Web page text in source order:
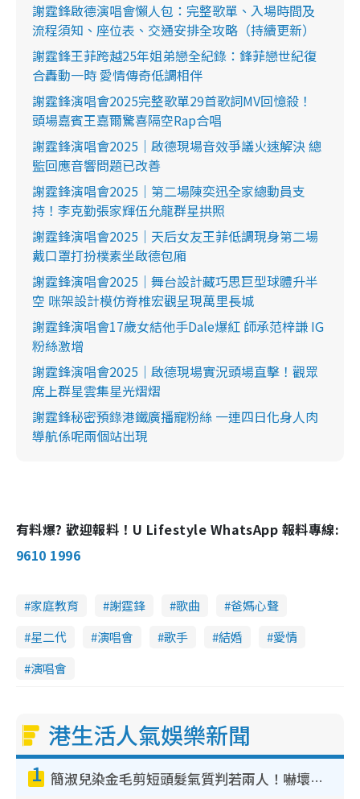
謝霆鋒啟德演唱會懶人包：完整歌單、入場時間及
流程須知、座位表、交通安排全攻略（持續更新）
謝霆鋒王菲跨越25年姐弟戀全紀錄：鋒菲戀世紀復
合轟動一時 愛情傳奇低調相伴
謝霆鋒演唱會2025完整歌單29首歌詞MV回憶殺！
頭場嘉賓王嘉爾驚喜隔空Rap合唱
謝霆鋒演唱會2025｜啟德現場音效爭議火速解決 總
監回應音響問題已改善
謝霆鋒演唱會2025｜第二場陳奕迅全家總動員支
持！李克勤張家輝伍允龍群星拱照
謝霆鋒演唱會2025｜天后女友王菲低調現身第二場
戴口罩打扮樸素坐啟德包廂
謝霆鋒演唱會2025｜舞台設計藏巧思巨型球體升半
空 咪架設計模仿脊椎宏觀呈現萬里長城
謝霆鋒演唱會17歲女結他手Dale爆紅 師承范梓謙 IG
粉絲激增
謝霆鋒演唱會2025｜啟德現場實況頭場直擊！觀眾
席上群星雲集星光熠熠
謝霆鋒秘密預錄港鐵廣播寵粉絲 一連四日化身人肉
導航係呢兩個站出現
有料爆? 歡迎報料！U Lifestyle WhatsApp 報料專線:
9610 1996
家庭教育 謝霆鋒 歌曲
爸媽心聲
星二代
演唱會 歌手 結婚
愛情
演唱會
港生活人氣娛樂新聞
1 簡淑兒染金毛剪短頭髮氣質判若兩人！嚇壞老公麥大力都認唔出：「你做咩事？」